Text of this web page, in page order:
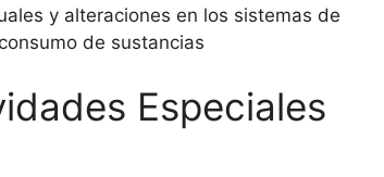
y alteraciones en los sistemas de
de sustancias
Especiales